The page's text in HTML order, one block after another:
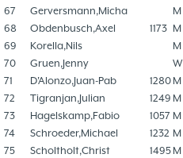
67
Gerversmann,Micha M
68
Obdenbusch,Axel 1173 M
69
Korella,Nils M
70
Gruen,Jenny W
71
D'Alonzo,Juan-Pab 1280 M
72
Tigranjan,Julian 1249 M
73
Hagelskamp,Fabio 1057 M
74
Schroeder,Michael 1232 M
75
Scholtholt,Christ 1495 M